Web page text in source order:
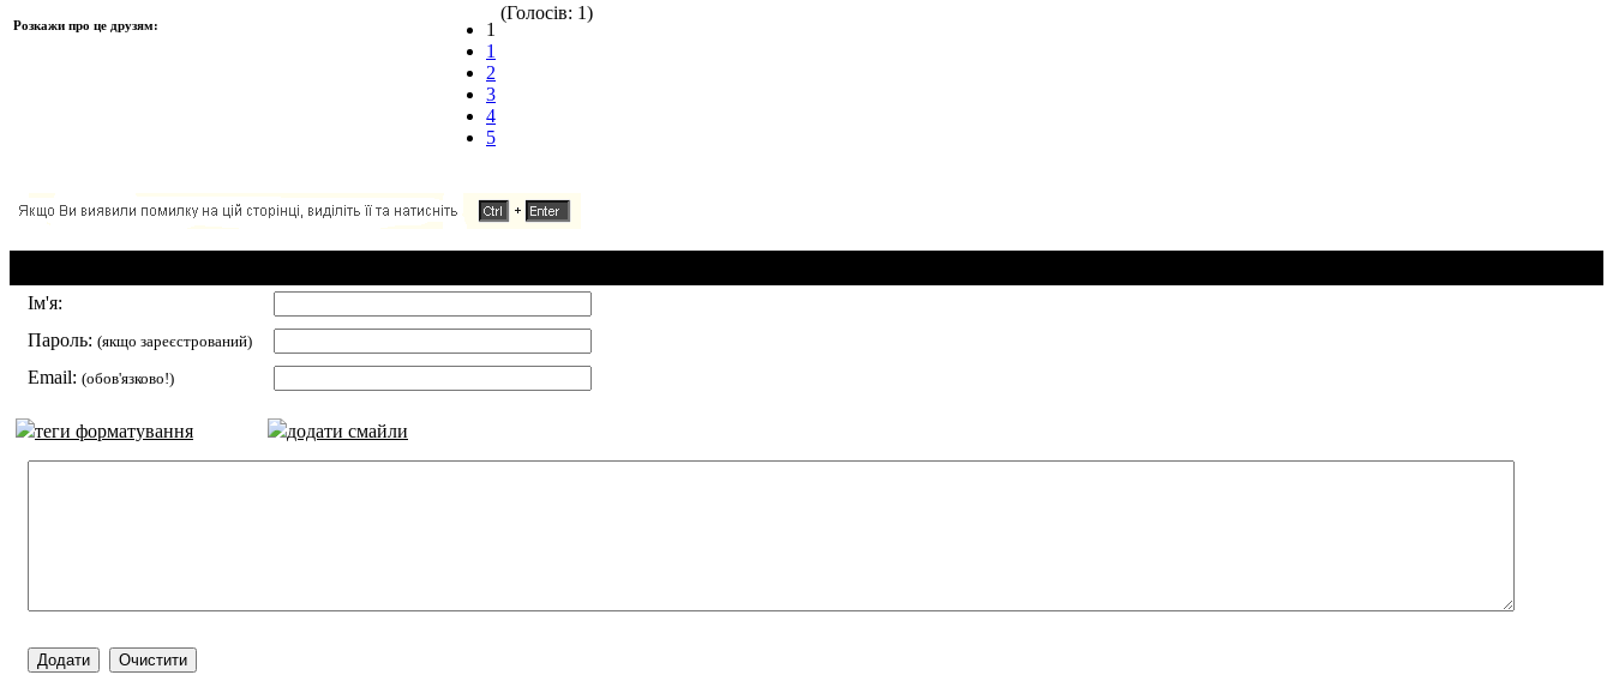
Розкажи про це друзям:
1
1
2
3
4
5
(Голосів: 1)
Ім'я:
Пароль: (якщо зареєстрований)
Email: (обов'язково!)
теги форматування додати смайли